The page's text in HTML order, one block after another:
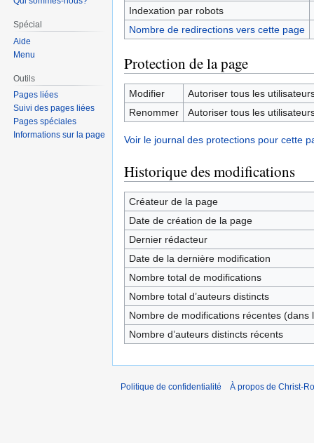
Indexation par robots
Nombre de redirections vers cette page
Protection de la page
Modifier
Autoriser tous les
Renommer
Autoriser tous les
Voir le journal des protections pour cette
Historique des modifications
Créateur de la page
Date de création de la page
Dernier rédacteur
Date de la dernière modification
Nombre total de modifications
Nombre total d’auteurs distincts
Nombre de modifications récentes (dans
Nombre d’auteurs distincts récents
Spécial
Aide
Menu
Outils
Pages liées
Suivi des pages liées
Pages spéciales
Informations sur la page
Politique de confidentialité À propos de Christ-